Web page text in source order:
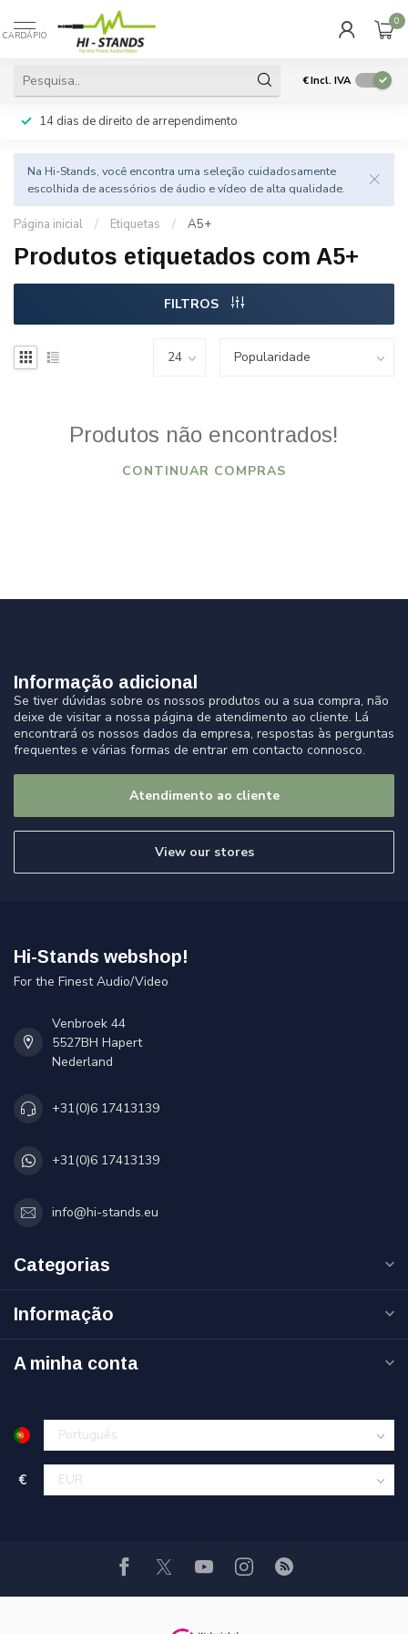
CARDÁPIO
0
€Incl. IVA
14 dias de direito de arrependimento
Na Hi-Stands, você encontra uma seleção cuidadosamente
escolhida de acessórios de áudio e vídeo de alta qualidade.
Página inicial / Etiquetas / A5+
Produtos etiquetados com A5+
FILTROS
Produtos não encontrados!
CONTINUAR COMPRAS
Informação adicional
Se tiver dúvidas sobre os nossos produtos ou a sua compra, não
deixe de visitar a nossa página de atendimento ao cliente. Lá
encontrará os nossos dados da empresa, respostas às perguntas
frequentes e várias formas de entrar em contacto connosco.
Atendimento ao cliente
View our stores
Hi-Stands webshop!
For the Finest Audio/Video
Venbroek 44
5527BH Hapert
Nederland
+31(0)6 17413139
+31(0)6 17413139
info@hi-stands.eu
Categorias
Informação
A minha conta
€